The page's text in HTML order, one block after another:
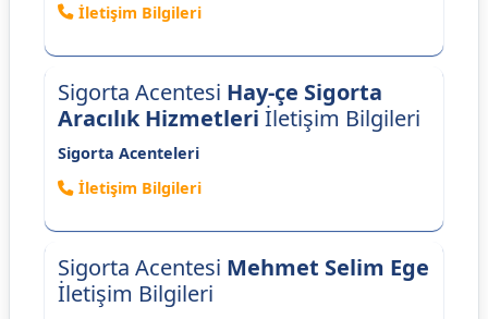
İletişim Bilgileri
Sigorta Acentesi Hay-çe Sigorta
Aracılık Hizmetleri İletişim Bilgileri
Sigorta Acenteleri
İletişim Bilgileri
Sigorta Acentesi Mehmet Selim Ege
İletişim Bilgileri